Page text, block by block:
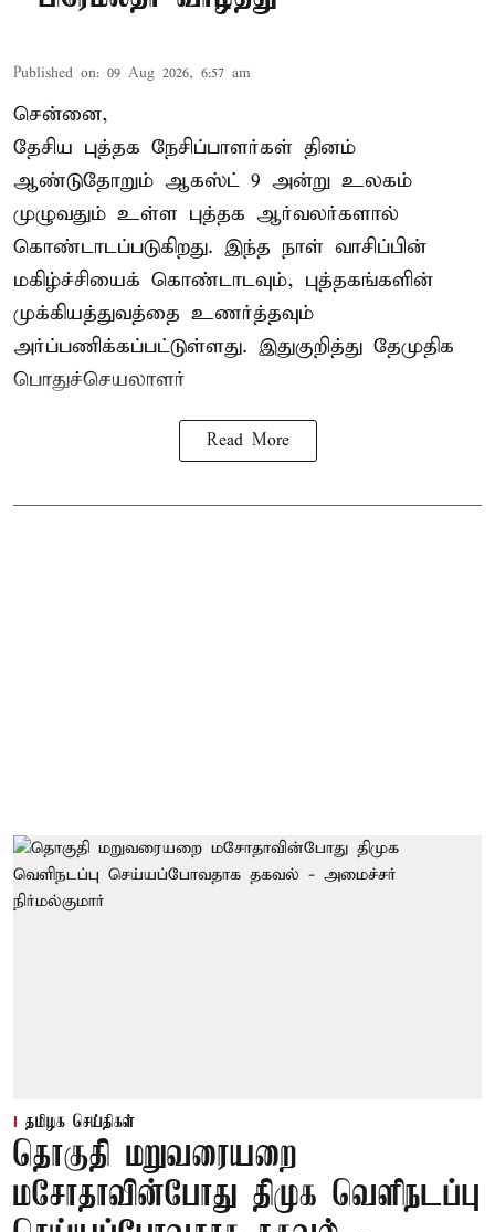
Published on: 09 Aug 2026, 6:57 am
சென்னை,
தேசிய புத்தக நேசிப்பாளர்கள் தினம்
ஆண்டுதோறும் ஆகஸ்ட் 9 அன்று உலகம்
முழுவதும் உள்ள புத்தக ஆர்வலர்களால்
கொண்டாடப்படுகிறது. இந்த நாள் வாசிப்பின்
மகிழ்ச்சியைக் கொண்டாடவும், புத்தகங்களின்
முக்கியத்துவத்தை உணர்த்தவும்
அர்ப்பணிக்கப்பட்டுள்ளது. இதுகுறித்து தேமுதிக
பொதுச்செயலாளர்
Read More
தமிழக செய்திகள்
தொகுதி மறுவரையறை
மசோதாவின்போது திமுக வெளிநடப்பு